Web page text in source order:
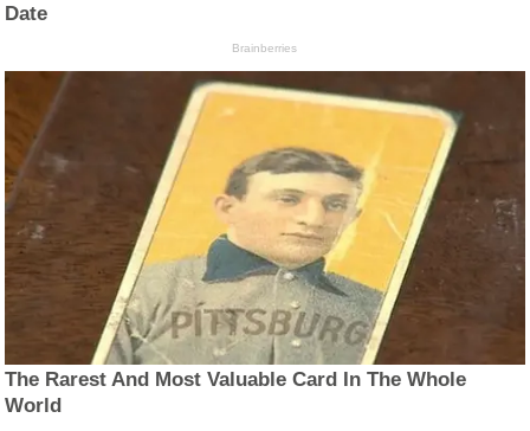
Date
Brainberries
The Rarest And Most Valuable Card In The Whole
World